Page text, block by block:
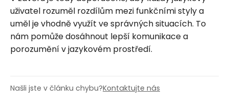
uživatel rozuměl rozdílům mezi funkčními styly a
uměl je vhodně využít ve správných situacích. To
nám pomůže dosáhnout lepší komunikace a
porozumění v jazykovém prostředí.
Našli jste v článku chybu?Kontaktujte nás